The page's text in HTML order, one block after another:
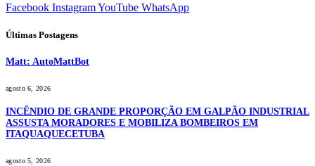
Facebook InstagramYouTube WhatsApp
Últimas Postagens
Matt: AutoMattBot
agosto 6, 2026
INCÊNDIO DE GRANDE PROPORÇÃO EM GALPÃO INDUSTRIAL
ASSUSTA MORADORES E MOBILIZA BOMBEIROS EM
ITAQUAQUECETUBA
agosto 5, 2026